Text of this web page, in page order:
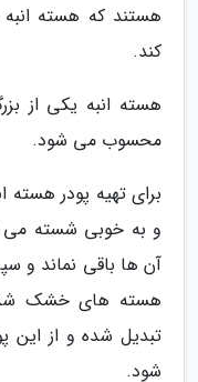
هستند که هسته انبه
کند.
هسته انبه یکی از
محسوب می شود.
برای تهیه پودر هسته
و به خوبی شسته می
آن ها باقی نماند
هسته های خشک
تبدیل شده و از این
شود.